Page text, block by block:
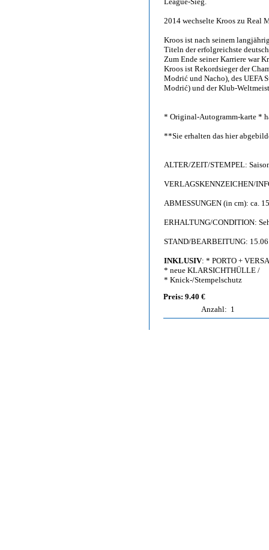
2014 wechselte Kroos zu Real
Kroos ist nach seinem
Titeln der erfolgreichste
Zum Ende seiner Karriere war
Kroos ist Rekordsieger der
Modrić und Nacho), des UEFA
Modrić) und der Klub-
* Original-Autogramm-karte *
**Sie erhalten das hier
ALTER/ZEIT/STEMPEL:
VERLAGSKENNZEICHEN/
ABMESSUNGEN (in cm): ca.
ERHALTUNG/CONDITION:
STAND/BEARBEITUNG:
INKLUSIV: * PORTO +
* neue KLARSICHTHÜLLE /
* Knick-/Stempelschutz
Preis: 9.40 €
Anzahl: 1